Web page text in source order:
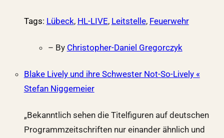
Tags: Lübeck, HL-LIVE, Leitstelle, Feuerwehr
– By Christopher-Daniel Gregorczyk
Blake Lively und ihre Schwester Not-So-Lively «
Stefan Niggemeier
„Bekanntlich sehen die Titelfiguren auf deutschen
Programmzeitschriften nur einander ähnlich und